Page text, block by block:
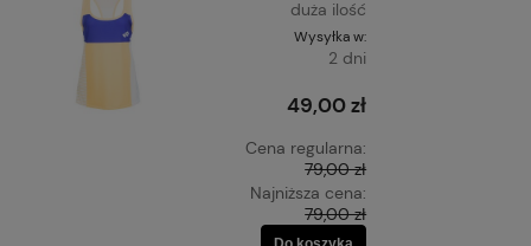
duża ilość
Wysyłka w:
2 dni
49,00 zł
Cena regularna:
79,00 zł
Najniższa cena:
79,00 zł